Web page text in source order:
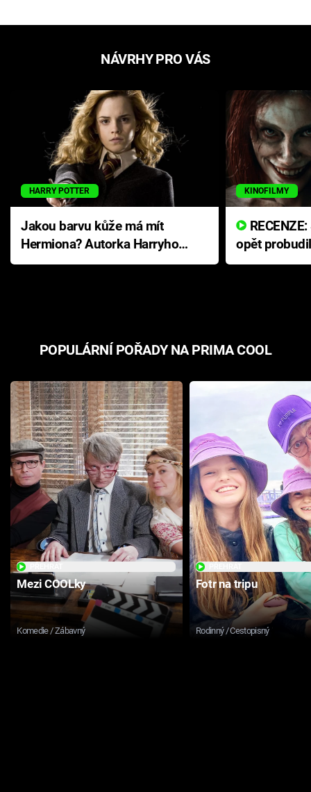
NÁVRHY PRO VÁS
HARRY POTTER
Jakou barvu kůže má mít
Hermiona? Autorka Harryho
Pottera přišla s ráznou
KINOFILMY
opět
přichází s
POPULÁRNÍ POŘADY NA PRIMA COOL
Mezi COOLky
Komedie / Zábavný
Fotr na tripu
Rodinný / Cestopisný